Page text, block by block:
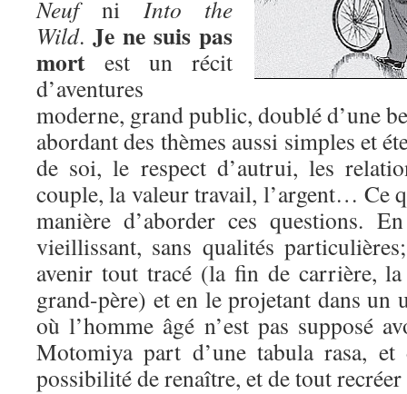
Neufni Into the
Wild. Je ne suis pas
mort est un récit
d’aventures
moderne, grand public, doublé d’une
abordant des thèmes aussi simples et
de soi, le respect d’autrui, les
couple, la valeur travail, l’argent… Ce
manière d’aborder ces questions.
vieillissant, sans qualités
avenir tout tracé (la fin de carrière,
grand-père) et en le projetant dans
où l’homme âgé n’est pas supposé
Motomiya part d’une tabula rasa,
possibilité de renaître, et de tout